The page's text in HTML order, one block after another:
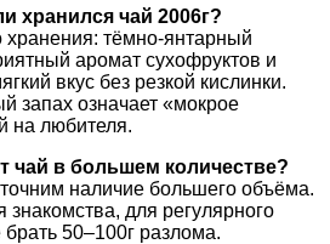
хранился чай 2006г?
хранения: тёмно-янтарный
аромат сухофруктов и
вкус без резкой кислинки.
запах означает «мокрое
на любителя.
чай в большем количестве?
наличие большего объёма.
для регулярного
50–100г разлома.